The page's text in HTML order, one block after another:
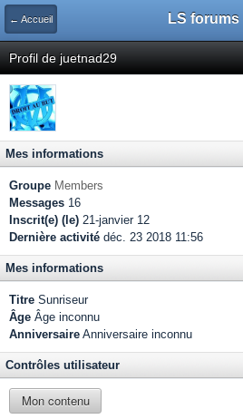
← Accueil LS forums
Profil de juetnad29
Mes informations
Groupe Members
Messages 16
Inscrit(e) (le) 21-janvier 12
Dernière activité déc. 23 2018 11:56
Mes informations
Titre Sunriseur
Âge Âge inconnu
Anniversaire Anniversaire inconnu
Contrôles utilisateur
Mon contenu